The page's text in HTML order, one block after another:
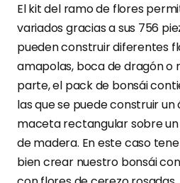
El kit del ramo de flores
variados gracias a sus 756
pueden construir diferentes
amapolas, boca de dragón o
parte, el pack de bonsái
las que se puede construir
maceta rectangular sobre
de madera. En este caso
bien crear nuestro bonsái